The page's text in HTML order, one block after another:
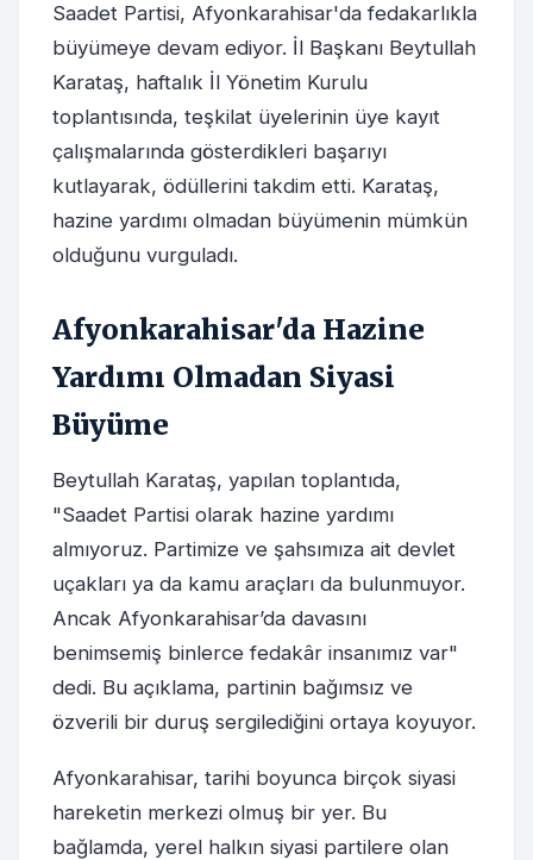
Saadet Partisi, Afyonkarahisar'da fedakarlıkla
büyümeye devam ediyor. İl Başkanı Beytullah
Karataş, haftalık İl Yönetim Kurulu
toplantısında, teşkilat üyelerinin üye kayıt
çalışmalarında gösterdikleri başarıyı
kutlayarak, ödüllerini takdim etti. Karataş,
hazine yardımı olmadan büyümenin mümkün
olduğunu vurguladı.
Afyonkarahisar'da Hazine
Yardımı Olmadan Siyasi
Büyüme
Beytullah Karataş, yapılan toplantıda,
"Saadet Partisi olarak hazine yardımı
almıyoruz. Partimize ve şahsımıza ait devlet
uçakları ya da kamu araçları da bulunmuyor.
Ancak Afyonkarahisar’da davasını
benimsemiş binlerce fedakâr insanımız var"
dedi. Bu açıklama, partinin bağımsız ve
özverili bir duruş sergilediğini ortaya koyuyor.
Afyonkarahisar, tarihi boyunca birçok siyasi
hareketin merkezi olmuş bir yer. Bu
bağlamda, yerel halkın siyasi partilere olan